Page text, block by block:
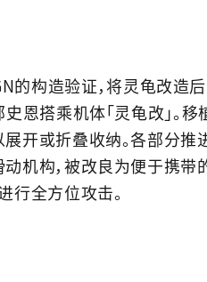
的构造验证，将灵龟改造后
史恩搭乘机体「灵龟改」
开或折叠收纳。各部分推
机构，被改良为便于携带
行全方位攻击。